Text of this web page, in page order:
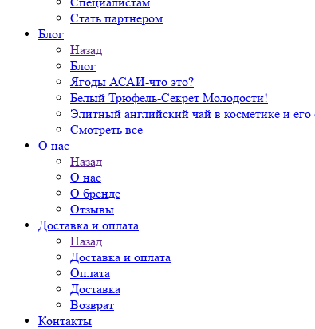
Стать партнером
Блог
Назад
Блог
Ягоды АСАИ-что это?
Белый Трюфель-Секрет Молодости!
Элитный английский чай в косметике и его
Смотреть все
О нас
Назад
О нас
О бренде
Отзывы
Доставка и оплата
Назад
Доставка и оплата
Оплата
Доставка
Возврат
Контакты